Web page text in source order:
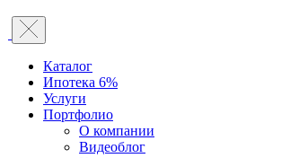
Каталог
Ипотека 6%
Услуги
Портфолио
О компании
Видеоблог